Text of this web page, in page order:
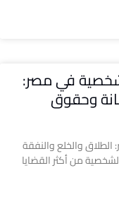
في مصر:
وحقوق
والخلع والنفقة
من أكثر القضايا